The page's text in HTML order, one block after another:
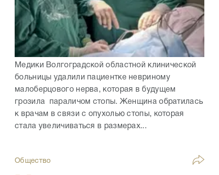
Медики Волгоградской областной клинической
больницы удалили пациентке невриному
малоберцового нерва, которая в будущем
грозила параличом стопы. Женщина обратилась
к врачам в связи с опухолью стопы, которая
стала увеличиваться в размерах...
Общество